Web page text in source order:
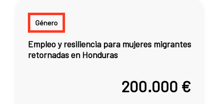
Género
Empleo y resiliencia para mujeres migrantes
retornadas en Honduras
200.000 €